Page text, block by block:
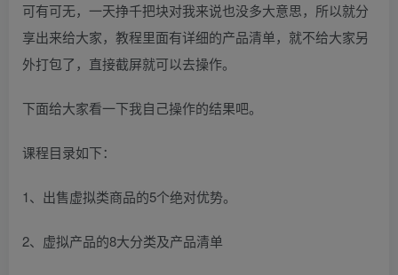
可有可无，一天挣千把块对我来说也没多大意思，所以就分
享出来给大家，教程里面有详细的产品清单，就不给大家另
外打包了，直接截屏就可以去操作。
下面给大家看一下我自己操作的结果吧。
课程目录如下：
1、出售虚拟类商品的5个绝对优势。
2、虚拟产品的8大分类及产品清单